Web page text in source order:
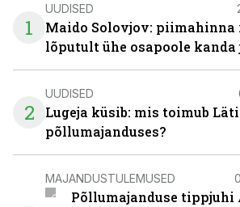
1
UUDISED
Maido Solovjov: piimahinna
lõputult ühe osapoole kanda
2
UUDISED
Lugeja küsib: mis toimub Läti
põllumajanduses?
MAJANDUSTULEMUSED
Põllumajanduse tippjuhi